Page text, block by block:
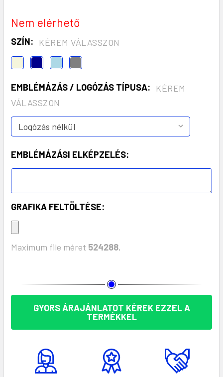
Nem elérhető
SZÍN: KÉREM VÁLASSZON
EMBLÉMÁZÁS / LOGÓZÁS TÍPUSA:
KÉREM
VÁLASSZON
EMBLÉMÁZÁSI ELKÉPZELÉS:
GRAFIKA FELTÖLTÉSE:
Maximum file méret 524288,
GYORS ÁRAJÁNLATOT KÉREK EZZEL A
TERMÉKKEL